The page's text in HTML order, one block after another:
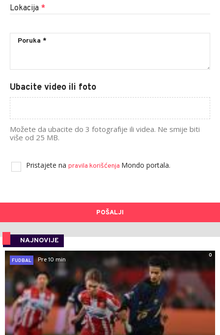
Lokacija *
Ubacite video ili foto
Možete da ubacite do 3 fotografije ili videa. Ne smije biti
više od 25 MB.
Pristajete na pravila korišćenja Mondo portala.
POŠALJI
NAJNOVIJE
0
FUDBAL
Pre 10 min